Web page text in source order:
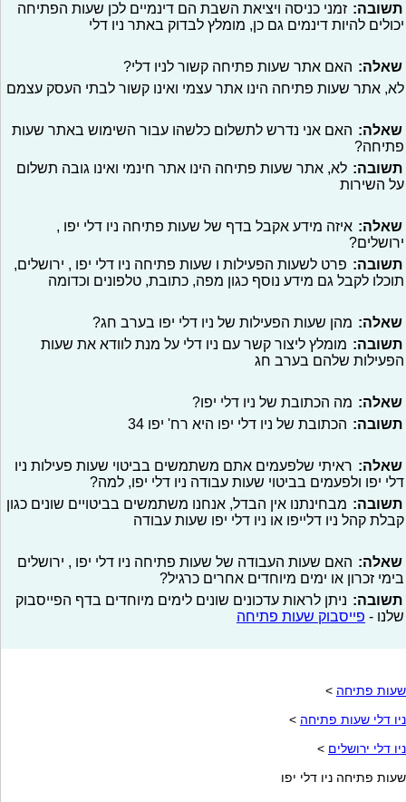
תשובה: זמני כניסה ויציאת השבת הם דינמיים לכן שעות הפתיחה
יכולים להיות דינמים גם כן, מומלץ לבדוק באתר ניו דלי
שאלה: האם אתר שעות פתיחה קשור לניו דלי?
לא, אתר שעות פתיחה הינו אתר עצמי ואינו קשור לבתי העסק עצמם
שאלה: האם אני נדרש לתשלום כלשהו עבור השימוש באתר שעות
פתיחה?
תשובה: לא, אתר שעות פתיחה הינו אתר חינמי ואינו גובה תשלום
על השירות
שאלה: איזה מידע אקבל בדף של שעות פתיחה ניו דלי יפו ,
ירושלים?
תשובה: פרט לשעות הפעילות ו שעות פתיחה ניו דלי יפו , ירושלים,
תוכלו לקבל גם מידע נוסף כגון מפה, כתובת, טלפונים וכדומה
שאלה: מהן שעות הפעילות של ניו דלי יפו בערב חג?
תשובה: מומלץ ליצור קשר עם ניו דלי על מנת לוודא את שעות
הפעילות שלהם בערב חג
שאלה: מה הכתובת של ניו דלי יפו?
תשובה: הכתובת של ניו דלי יפו היא רח' יפו 34
שאלה: ראיתי שלפעמים אתם משתמשים בביטוי שעות פעילות ניו
דלי יפו ולפעמים בביטוי שעות עבודה ניו דלי יפו, למה?
תשובה: מבחינתנו אין הבדל, אנחנו משתמשים בביטויים שונים כגון
קבלת קהל ניו דלייפו או ניו דלי יפו שעות עבודה
שאלה: האם שעות העבודה של שעות פתיחה ניו דלי יפו , ירושלים
בימי זכרון או ימים מיוחדים אחרים כרגיל?
תשובה: ניתן לראות עדכונים שונים לימים מיוחדים בדף הפייסבוק
שלנו - פייסבוק שעות פתיחה
שעות פתיחה >
ניו דלי שעות פתיחה >
ניו דלי ירושלים >
שעות פתיחה ניו דלי יפו